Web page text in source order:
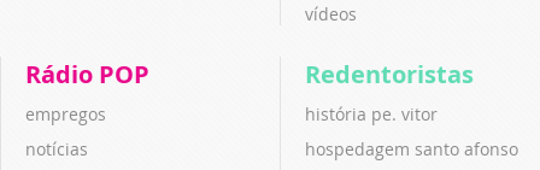
vídeos
Rádio POP
empregos
notícias
Redentoristas
história pe. vitor
hospedagem santo afonso